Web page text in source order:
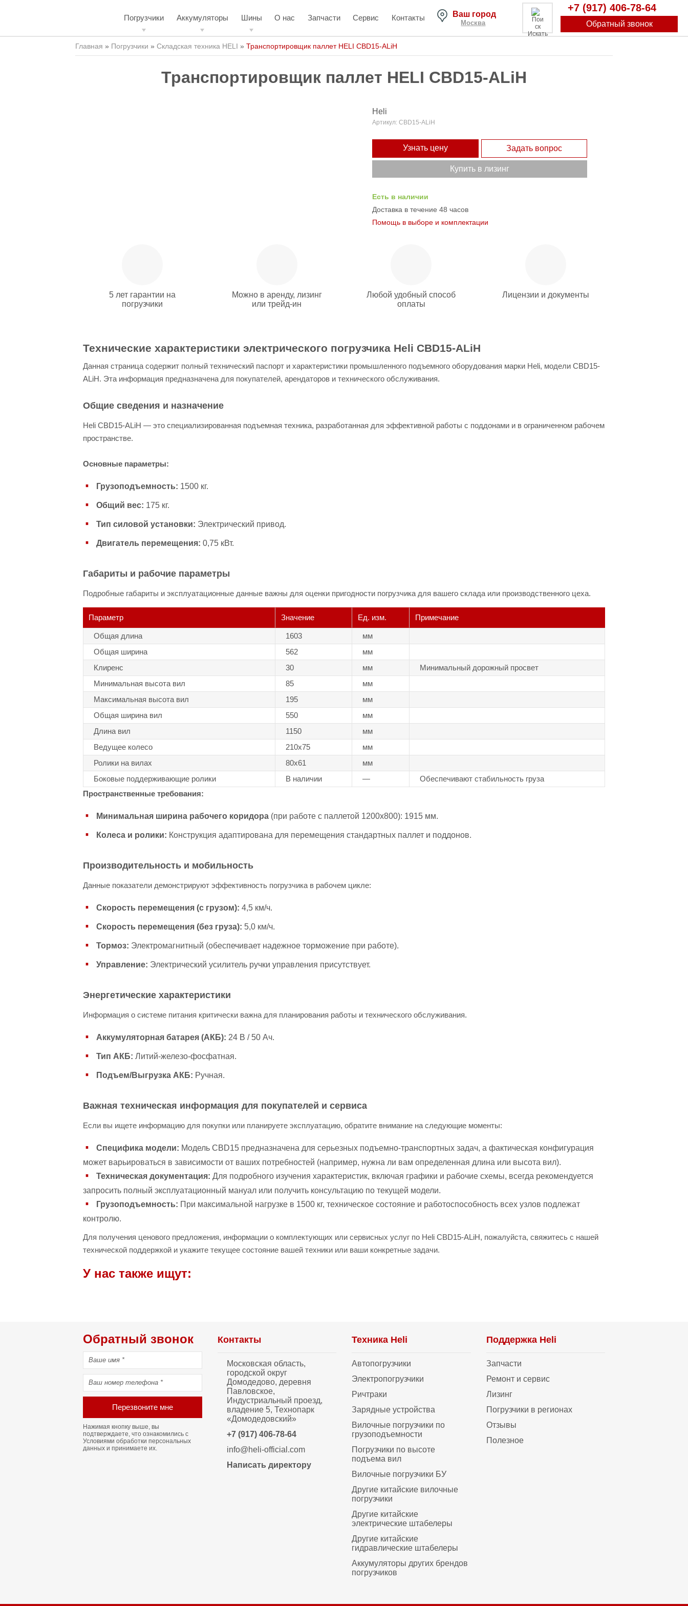
Погрузчики Аккумуляторы Шины О нас Запчасти Сервис Контакты Ваш город
Москва
Искать
+7 (917) 406-78-64
Обратный звонок
Главная » Погрузчики » Складская техника HELI » Транспортировщик паллет HELI CBD15-ALiH
Транспортировщик паллет HELI CBD15-ALiH
Heli
Артикул: CBD15-ALiH
Узнать цену Задать вопрос
Купить в лизинг
Есть в наличии
Доставка в течение 48 часов
Помощь в выборе и комплектации
5 лет гарантии на
погрузчики
Можно в аренду, лизинг
или трейд-ин
Любой удобный способ
оплаты
Лицензии и документы
Технические характеристики электрического погрузчика Heli CBD15-ALiH
Данная страница содержит полный технический паспорт и характеристики промышленного подъемного оборудования марки Heli, модели CBD15-
ALiH. Эта информация предназначена для покупателей, арендаторов и технического обслуживания.
Общие сведения и назначение
Heli CBD15-ALiH — это специализированная подъемная техника, разработанная для эффективной работы с поддонами и в ограниченном рабочем
пространстве.
Основные параметры:
Грузоподъемность: 1500 кг.
Общий вес: 175 кг.
Тип силовой установки: Электрический привод.
Двигатель перемещения: 0,75 кВт.
Габариты и рабочие параметры
Подробные габариты и эксплуатационные данные важны для оценки пригодности погрузчика для вашего склада или производственного цеха.
Параметр Значение Ед. изм. Примечание
Общая длина 1603
мм
Общая ширина
562
мм
Клиренс
30 мм
Минимальный дорожный просвет
Минимальная высота вил
85
мм
Максимальная высота вил
195
мм
Общая ширина вил
550
мм
Длина вил
1150
мм
Ведущее колесо
210х75
мм
Ролики на вилах
80х61
мм
Боковые поддерживающие ролики
В наличии —
Обеспечивают стабильность груза
Пространственные требования:
Минимальная ширина рабочего коридора (при работе с паллетой 1200х800): 1915 мм.
Колеса и ролики: Конструкция адаптирована для перемещения стандартных паллет и поддонов.
Производительность и мобильность
Данные показатели демонстрируют эффективность погрузчика в рабочем цикле:
Скорость перемещения (с грузом): 4,5 км/ч.
Скорость перемещения (без груза): 5,0 км/ч.
Тормоз: Электромагнитный (обеспечивает надежное торможение при работе).
Управление: Электрический усилитель ручки управления присутствует.
Энергетические характеристики
Информация о системе питания критически важна для планирования работы и технического обслуживания.
Аккумуляторная батарея (АКБ): 24 В / 50 Ач.
Тип АКБ: Литий-железо-фосфатная.
Подъем/Выгрузка АКБ: Ручная.
Важная техническая информация для покупателей и сервиса
Если вы ищете информацию для покупки или планируете эксплуатацию, обратите внимание на следующие моменты:
Специфика модели: Модель CBD15 предназначена для серьезных подъемно-транспортных задач, а фактическая конфигурация
может варьироваться в зависимости от ваших потребностей (например, нужна ли вам определенная длина или высота вил).
Техническая документация: Для подробного изучения характеристик, включая графики и рабочие схемы, всегда рекомендуется
запросить полный эксплуатационный мануал или получить консультацию по текущей модели.
Грузоподъемность: При максимальной нагрузке в 1500 кг, техническое состояние и работоспособность всех узлов подлежат
контролю.
Для получения ценового предложения, информации о комплектующих или сервисных услуг по Heli CBD15-ALiH, пожалуйста, свяжитесь с нашей
технической поддержкой и укажите текущее состояние вашей техники или ваши конкретные задачи.
У нас также ищут:
Обратный звонок
Перезвоните мне
Нажимая кнопку выше, вы
подтверждаете, что ознакомились с
Условиями обработки персональных
данных и принимаете их.
Контакты
Московская область,
городской округ
Домодедово, деревня
Павловское,
Индустриальный проезд,
владение 5, Технопарк
«Домодедовский»
+7 (917) 406-78-64
info@heli-official.com
Написать директору
Техника Heli
Автопогрузчики
Электропогрузчики
Ричтраки
Зарядные устройства
Вилочные погрузчики по
грузоподъемности
Погрузчики по высоте
подъема вил
Вилочные погрузчики БУ
Другие китайские вилочные
погрузчики
Другие китайские
электрические штабелеры
Другие китайские
гидравлические штабелеры
Аккумуляторы других брендов
погрузчиков
Поддержка Heli
Запчасти
Ремонт и сервис
Лизинг
Погрузчики в регионах
Отзывы
Полезное